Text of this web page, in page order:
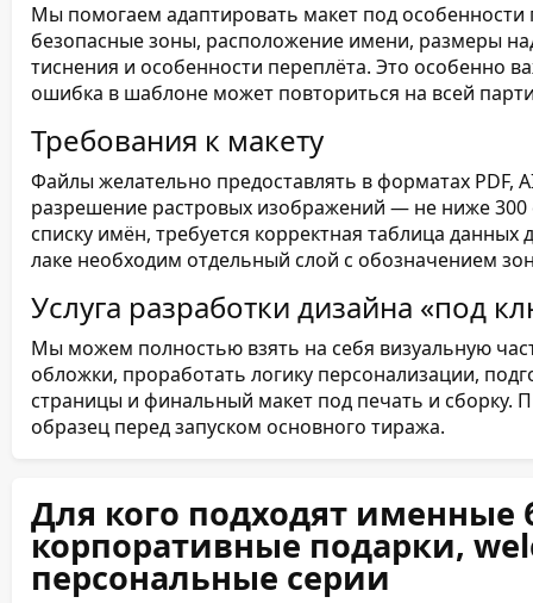
Мы помогаем адаптировать макет под
безопасные зоны, расположение имени, размеры
тиснения и особенности переплёта. Это особенно
ошибка в шаблоне может повториться на всей
Требования к макету
Файлы желательно предоставлять в форматах PDF,
разрешение растровых изображений — не ниже 300
списку имён, требуется корректная таблица
лаке необходим отдельный слой с обозначением
Услуга разработки дизайна «под
Мы можем полностью взять на себя визуальную
обложки, проработать логику персонализации,
страницы и финальный макет под печать и сборку.
образец перед запуском основного тиража.
Для кого подходят
корпоративные подарки,
персональные серии